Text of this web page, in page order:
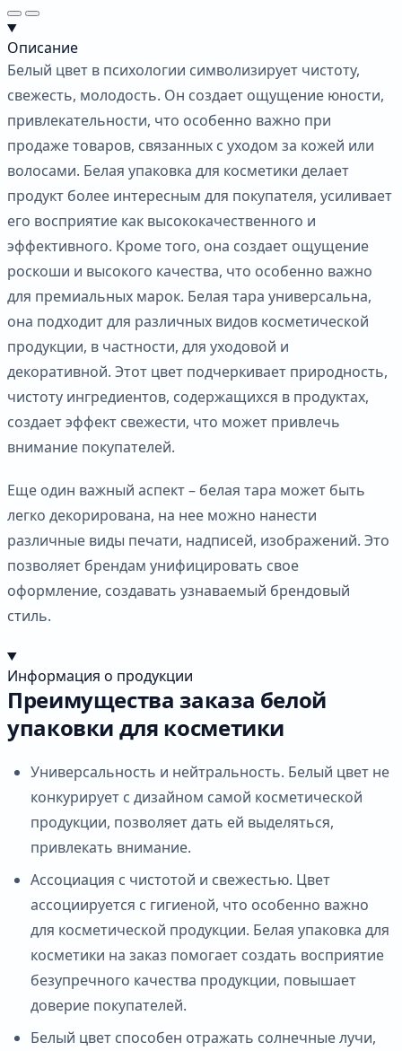
Описание
Белый цвет в психологии символизирует чистоту,
свежесть, молодость. Он создает ощущение юности,
привлекательности, что особенно важно при
продаже товаров, связанных с уходом за кожей или
волосами. Белая упаковка для косметики делает
продукт более интересным для покупателя, усиливает
его восприятие как высококачественного и
эффективного. Кроме того, она создает ощущение
роскоши и высокого качества, что особенно важно
для премиальных марок. Белая тара универсальна,
она подходит для различных видов косметической
продукции, в частности, для уходовой и
декоративной. Этот цвет подчеркивает природность,
чистоту ингредиентов, содержащихся в продуктах,
создает эффект свежести, что может привлечь
внимание покупателей.
Еще один важный аспект – белая тара может быть
легко декорирована, на нее можно нанести
различные виды печати, надписей, изображений. Это
позволяет брендам унифицировать свое
оформление, создавать узнаваемый брендовый
стиль.
Информация о продукции
Преимущества заказа белой
упаковки для косметики
Универсальность и нейтральность. Белый цвет не
конкурирует с дизайном самой косметической
продукции, позволяет дать ей выделяться,
привлекать внимание.
Ассоциация с чистотой и свежестью. Цвет
ассоциируется с гигиеной, что особенно важно
для косметической продукции. Белая упаковка для
косметики на заказ помогает создать восприятие
безупречного качества продукции, повышает
доверие покупателей.
Белый цвет способен отражать солнечные лучи,